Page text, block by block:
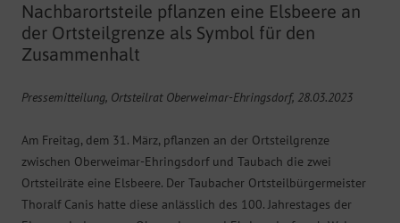
Nachbarortsteile pflanzen eine Elsbeere an
der Ortsteilgrenze als Symbol für den
Zusammenhalt
Pressemitteilung, Ortsteilrat Oberweimar-Ehringsdorf, 28.03.2023
Am Freitag, dem 31. März, pflanzen an der Ortsteilgrenze
zwischen Oberweimar-Ehringsdorf und Taubach die zwei
Ortsteilräte eine Elsbeere. Der Taubacher Ortsteilbürgermeister
Thoralf Canis hatte diese anlässlich des 100. Jahrestages der